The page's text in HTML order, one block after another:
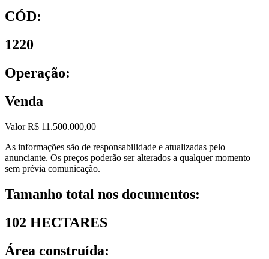
CÓD:
1220
Operação:
Venda
Valor R$ 11.500.000,00
As informações são de responsabilidade e atualizadas pelo
anunciante. Os preços poderão ser alterados a qualquer momento
sem prévia comunicação.
Tamanho total nos documentos:
102 HECTARES
Área construída: